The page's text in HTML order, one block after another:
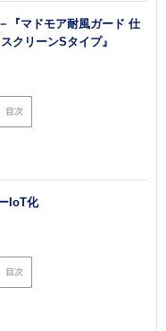
『マドモア耐風ガード 仕
クリーンSタイプ』
IoT化